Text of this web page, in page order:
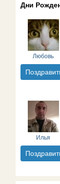
Дни
Любовь
Илья